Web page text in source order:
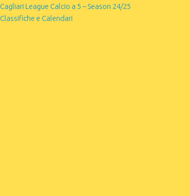
Cagliari League Calcio a 5 – Season 24/25
Classifiche e Calendari